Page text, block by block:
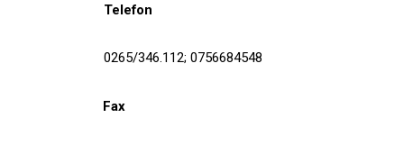
Telefon
0265/346.112; 0756684548
Fax